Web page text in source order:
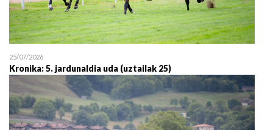
25/07/2026
Kronika: 5. jardunaldia uda (uztailak 25)